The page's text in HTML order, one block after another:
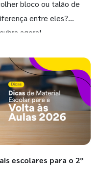
bloco ou talão de
entre eles?
agora!
escolares para o 2º